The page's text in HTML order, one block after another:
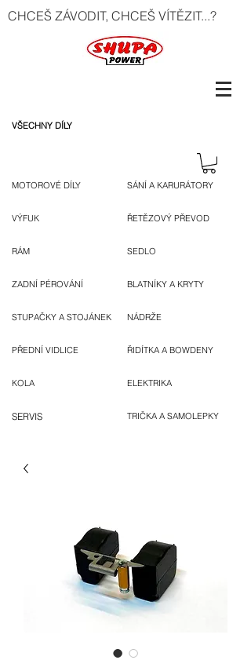
CHCEŠ ZÁVODIT, CHCEŠ VÍTĚZIT...?
VŠECHNY DÍLY
MOTOROVÉ DÍLY
VÝFUK
RÁM
ZADNÍ PÉROVÁNÍ
STUPAČKY A STOJÁNEK
PŘEDNÍ VIDLICE
KOLA
SERVIS
SÁNÍ A KARURÁTORY
ŘETĚZOVÝ PŘEVOD
SEDLO
BLATNÍKY A KRYTY
NÁDRŽE
ŘIDÍTKA A BOWDENY
ELEKTRIKA
TRIČKA A SAMOLEPKY